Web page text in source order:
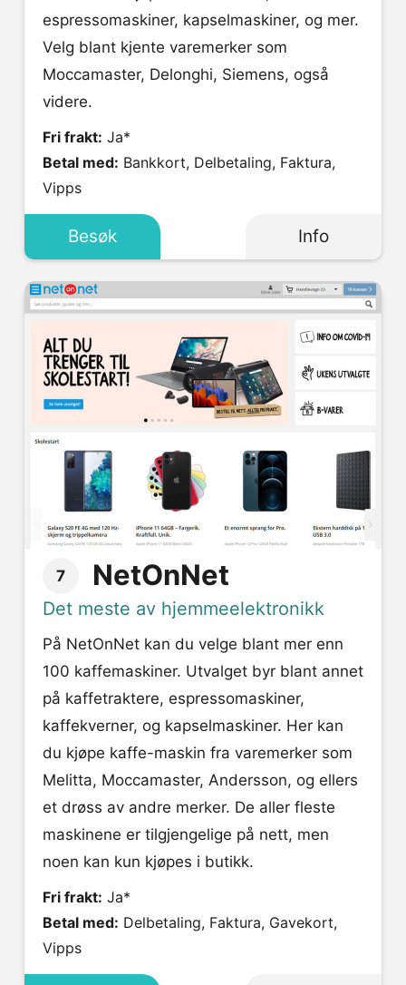
espressomaskiner, kapselmaskiner, og mer.
Velg blant kjente varemerker som
Moccamaster, Delonghi, Siemens, også
videre.
Fri frakt: Ja*
Betal med:
Vipps
Besøk Info
7 NetOnNet
Det meste av hjemmeelektronikk
På NetOnNet kan du velge blant mer enn
100 kaffemaskiner. Utvalget byr blant annet
på kaffetraktere, espressomaskiner,
kaffekverner, og kapselmaskiner. Her kan
du kjøpe kaffe-maskin fra varemerker som
Melitta, Moccamaster, Andersson, og ellers
et drøss av andre merker. De aller fleste
maskinene er tilgjengelige på nett, men
noen kan kun kjøpes i butikk.
Fri frakt: Ja*
Betal med:
Vipps